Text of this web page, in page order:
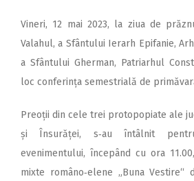
Vineri, 12 mai 2023, la ziua de
Valahul, a Sfântului Ierarh Epifanie,
a Sfântului Gherman, Patriarhul
loc conferința semestrială de
Preoții din cele trei protopopiate ale
și Însurăței, s‑au întâlnit
evenimentului, începând cu ora
mixte româno‑elene „Buna Vestire“